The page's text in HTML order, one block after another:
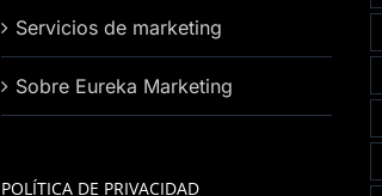
Servicios de marketing
Sobre Eureka Marketing
POLÍTICA DE PRIVACIDAD